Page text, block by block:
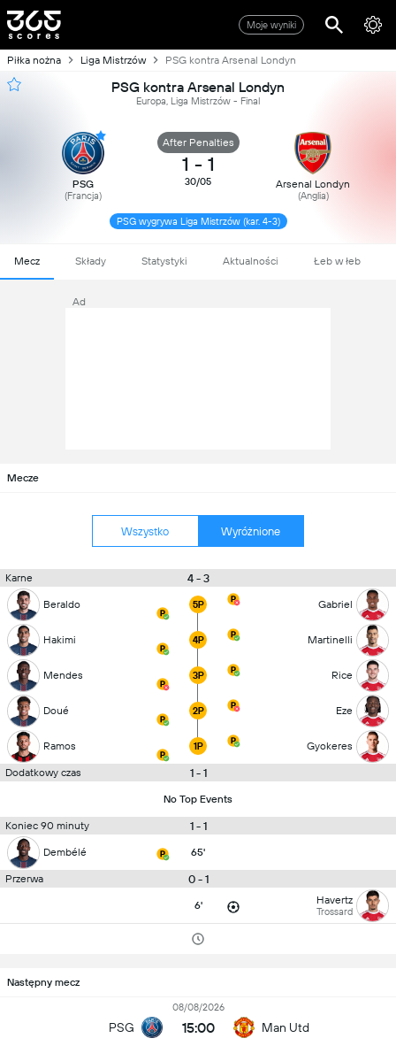
Moje wyniki
Piłka nożna Liga Mistrzów PSG kontra Arsenal Londyn
PSG kontra Arsenal Londyn
Europa, Liga Mistrzów - Final
PSG
(Francja)
After Penalties
1 - 1
30/05 Arsenal Londyn
(Anglia)
PSG wygrywa Liga Mistrzów (kar. 4-3)
Mecz Składy Statystyki Aktualności Łeb w łeb
Ad
Mecze
Wszystko Wyróżnione
Karne 4 - 3
Beraldo 5P Gabriel
Hakimi 4P Martinelli
Mendes 3P Rice
Doué 2P Eze
Ramos 1P Gyokeres
Dodatkowy czas 1 - 1
No Top Events
Koniec 90 minuty 1 - 1
Dembélé 65'
Przerwa 0 - 1
6' Havertz
Trossard
Następny mecz
PSG
08/08/2026
15:00 Man Utd